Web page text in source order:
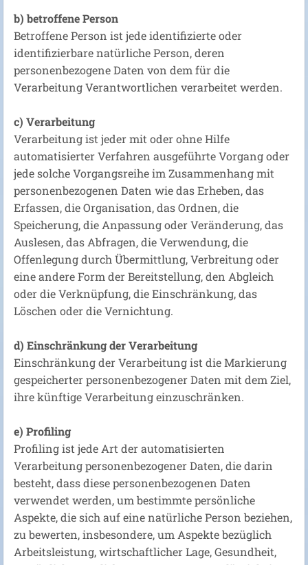
b) betroffene Person
Betroffene Person ist jede identifizierte oder
identifizierbare natürliche Person, deren
personenbezogene Daten von dem für die
Verarbeitung Verantwortlichen verarbeitet werden.
c) Verarbeitung
Verarbeitung ist jeder mit oder ohne Hilfe
automatisierter Verfahren ausgeführte Vorgang oder
jede solche Vorgangsreihe im Zusammenhang mit
personenbezogenen Daten wie das Erheben, das
Erfassen, die Organisation, das Ordnen, die
Speicherung, die Anpassung oder Veränderung, das
Auslesen, das Abfragen, die Verwendung, die
Offenlegung durch Übermittlung, Verbreitung oder
eine andere Form der Bereitstellung, den Abgleich
oder die Verknüpfung, die Einschränkung, das
Löschen oder die Vernichtung.
d) Einschränkung der Verarbeitung
Einschränkung der Verarbeitung ist die Markierung
gespeicherter personenbezogener Daten mit dem Ziel,
ihre künftige Verarbeitung einzuschränken.
e) Profiling
Profiling ist jede Art der automatisierten
Verarbeitung personenbezogener Daten, die darin
besteht, dass diese personenbezogenen Daten
verwendet werden, um bestimmte persönliche
Aspekte, die sich auf eine natürliche Person beziehen,
zu bewerten, insbesondere, um Aspekte bezüglich
Arbeitsleistung, wirtschaftlicher Lage, Gesundheit,